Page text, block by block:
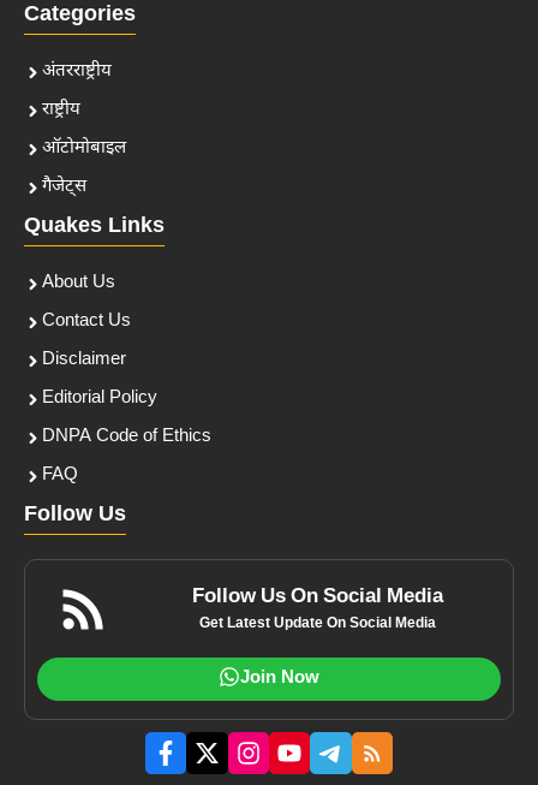
Categories
अंतरराष्ट्रीय
राष्ट्रीय
ऑटोमोबाइल
गैजेट्स
Quakes Links
About Us
Contact Us
Disclaimer
Editorial Policy
DNPA Code of Ethics
FAQ
Follow Us
Follow Us On Social Media
Get Latest Update On Social Media
Join Now